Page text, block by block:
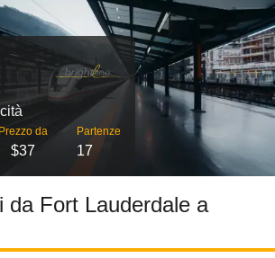
Prezzo da
$37
Partenze
17
da Fort Lauderdale a